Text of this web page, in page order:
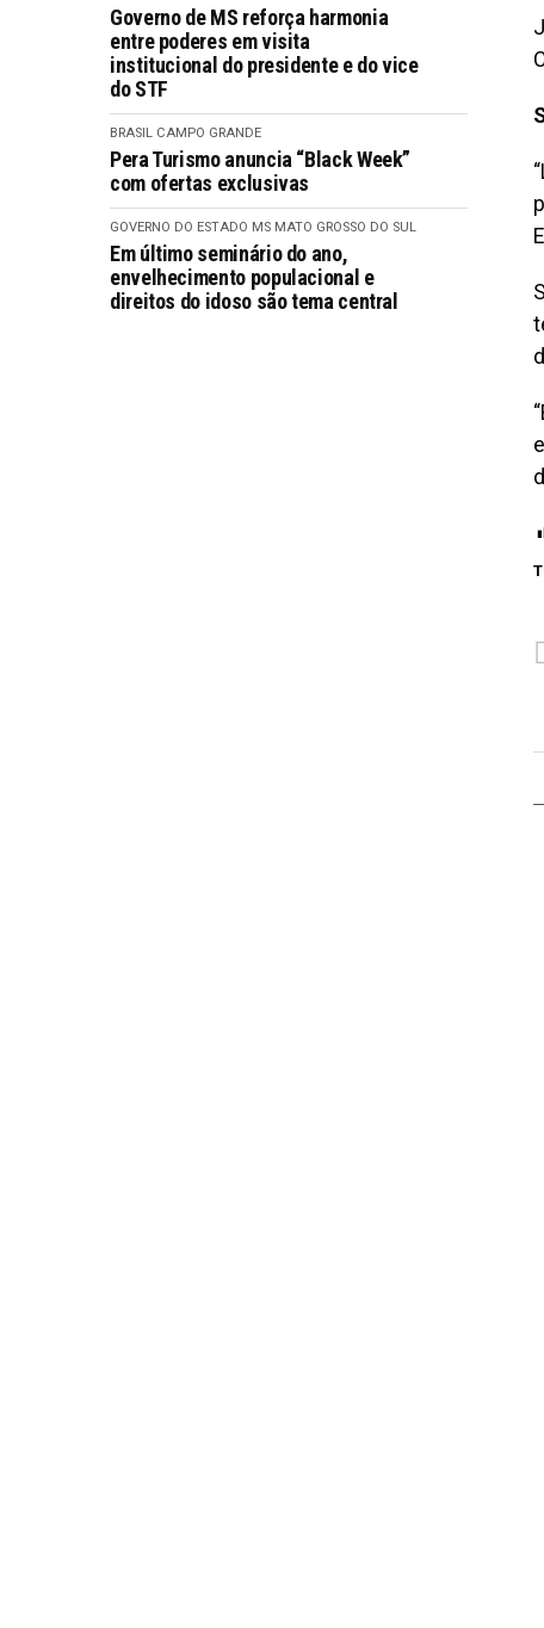
Governo de MS reforça harmonia
entre poderes em visita
institucional do presidente e do vice
do STF
BRASIL CAMPO GRANDE
Pera Turismo anuncia “Black Week”
com ofertas exclusivas
GOVERNO DO ESTADO MS MATO GROSSO DO SUL
Em último seminário do ano,
envelhecimento populacional e
direitos do idoso são tema central